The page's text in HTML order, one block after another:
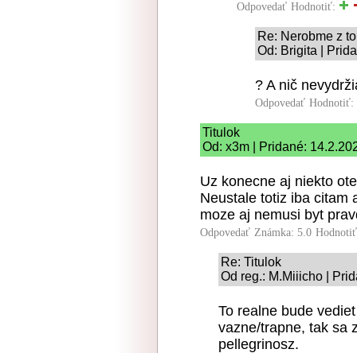
Odpovedať Hodnotiť:
Re: Nerobme z
Od: Brigita |
? A nič
Odpovedať Hodnotiť:
Titulok
Od: x3m | Pridané:
Uz konecne aj niekto
Neustale totiz iba citam
moze aj nemusi byt
Odpovedať Známka: 5.0
Re: Titulok
Od reg.: M.Miiicho |
To realne bude
vazne/trapne, tak sa
pellegrinosz.